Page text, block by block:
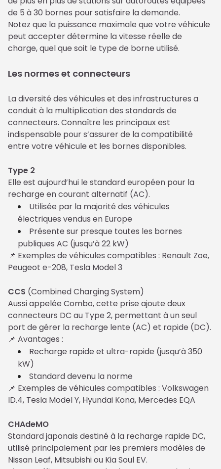
de 5 à 30 bornes pour satisfaire la demande.
Notez que la puissance maximale que votre véhicule
peut accepter détermine la vitesse réelle de
charge, quel que soit le type de borne utilisé.
Les normes et connecteurs
La diversité des véhicules et des infrastructures a
conduit à la multiplication des standards de
connecteurs. Connaître les principaux est
indispensable pour s’assurer de la compatibilité
entre votre véhicule et les bornes disponibles.
Type 2
Elle est aujourd’hui le standard européen pour la
recharge en courant alternatif (AC).
Utilisée par la majorité des véhicules
électriques vendus en Europe
Présente sur presque toutes les bornes
publiques AC (jusqu’à 22 kW)
📌 Exemples de véhicules compatibles : Renault Zoe,
Peugeot e-208, Tesla Model 3
CCS (Combined Charging System)
Aussi appelée Combo, cette prise ajoute deux
connecteurs DC au Type 2, permettant à un seul
port de gérer la recharge lente (AC) et rapide (DC).
📌 Avantages :
Recharge rapide et ultra-rapide (jusqu’à 350
kW)
Standard devenu la norme
📌 Exemples de véhicules compatibles : Volkswagen
ID.4, Tesla Model Y, Hyundai Kona, Mercedes EQA
CHAdeMO
Standard japonais destiné à la recharge rapide DC,
utilisé principalement par les premiers modèles de
Nissan Leaf, Mitsubishi ou Kia Soul EV.